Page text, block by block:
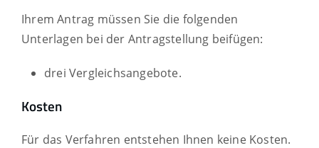
Ihrem Antrag müssen Sie die folgenden
Unterlagen bei der Antragstellung beifügen:
drei Vergleichsangebote.
Kosten
Für das Verfahren entstehen Ihnen keine Kosten.